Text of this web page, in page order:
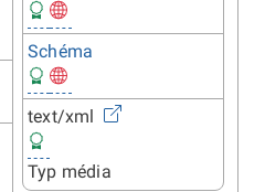
Schéma
text/xml
Typ média